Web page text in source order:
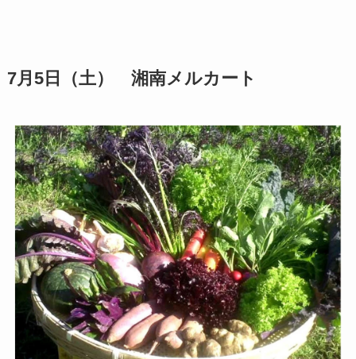
7月5日（土） 湘南メルカート